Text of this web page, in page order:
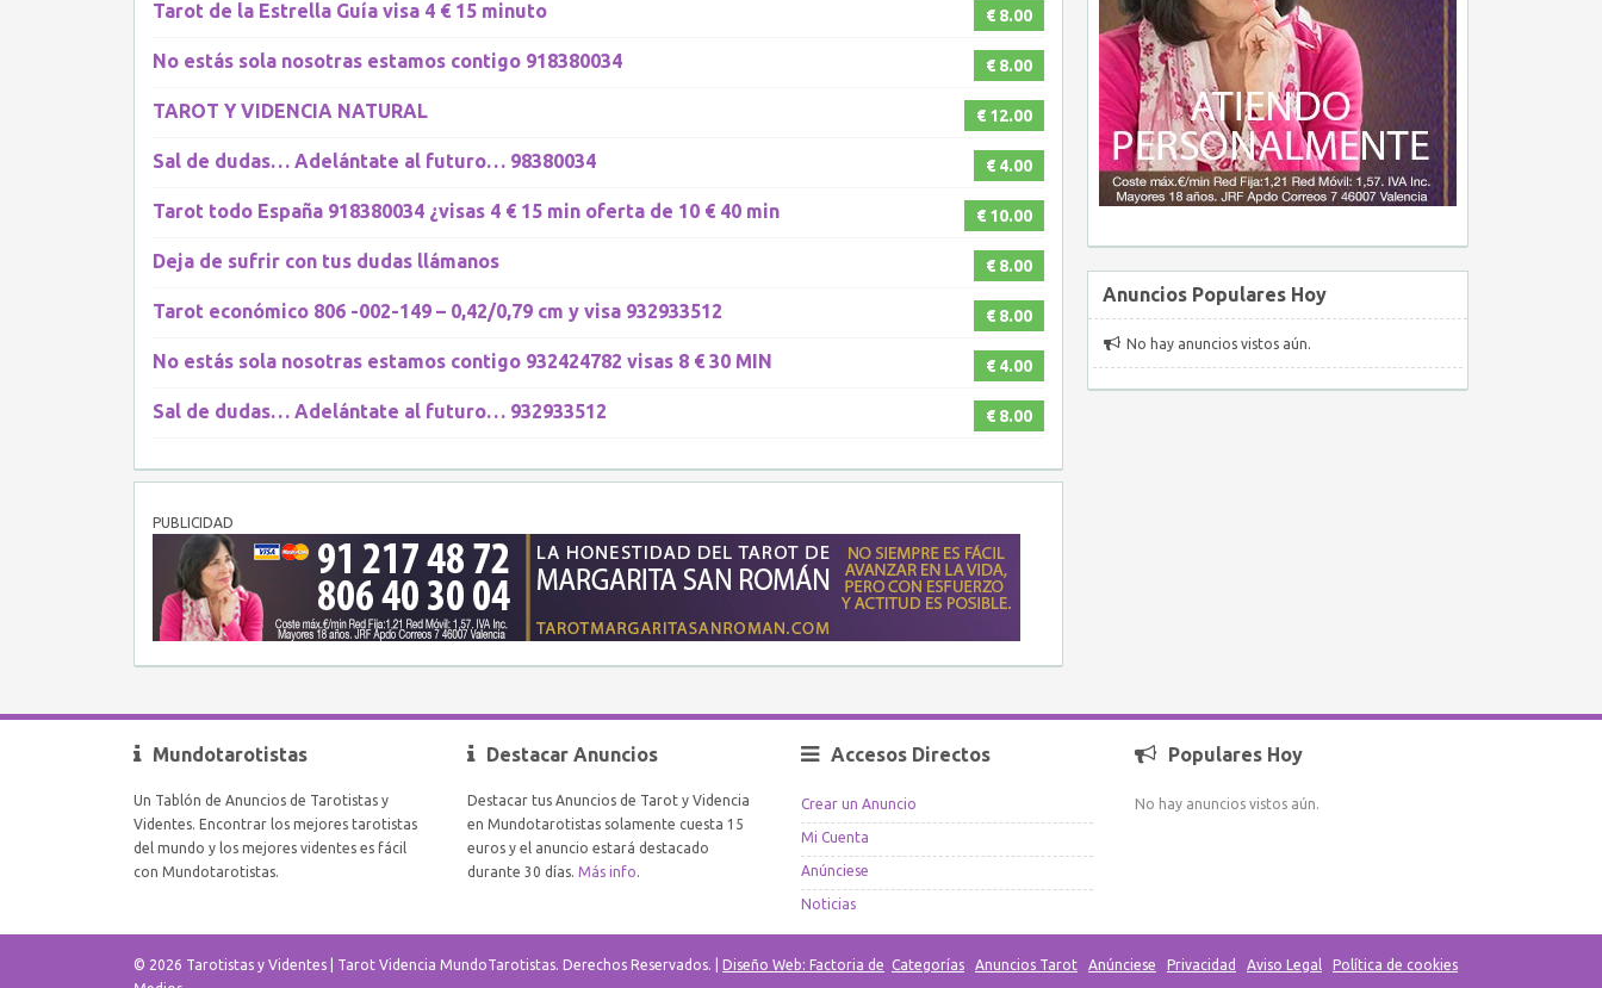
€ 8.00
Tarot de la Estrella Guía visa 4 € 15 minuto
€ 8.00
No estás sola nosotras estamos contigo 918380034
€ 12.00
TAROT Y VIDENCIA NATURAL
€ 4.00
Sal de dudas… Adelántate al futuro… 98380034
€ 10.00
Tarot todo España 918380034 ¿visas 4 € 15 min oferta de 10 € 40 min
€ 8.00
Deja de sufrir con tus dudas llámanos
€ 8.00
Tarot económico 806 -002-149 – 0,42/0,79 cm y visa 932933512
€ 4.00
No estás sola nosotras estamos contigo 932424782 visas 8 € 30 MIN
€ 8.00
Sal de dudas… Adelántate al futuro… 932933512
PUBLICIDAD
Anuncios Populares Hoy
No hay anuncios vistos aún.
Mundotarotistas
Un Tablón de Anuncios de Tarotistas y
Videntes. Encontrar los mejores tarotistas
del mundo y los mejores videntes es fácil
con Mundotarotistas.
Destacar Anuncios
Destacar tus Anuncios de Tarot y Videncia
en Mundotarotistas solamente cuesta 15
euros y el anuncio estará destacado
durante 30 días. Más info.
Accesos Directos
Crear un Anuncio
Mi Cuenta
Anúnciese
Noticias
Populares Hoy
No hay anuncios vistos aún.
Categorías Anuncios Tarot Anúnciese Privacidad Aviso Legal Política de cookies
© 2026 Tarotistas y Videntes | Tarot Videncia MundoTarotistas. Derechos Reservados. | Diseño Web: Factoria de